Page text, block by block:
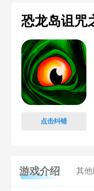
恐龙岛诅咒
点击纠错
游戏介绍 其他